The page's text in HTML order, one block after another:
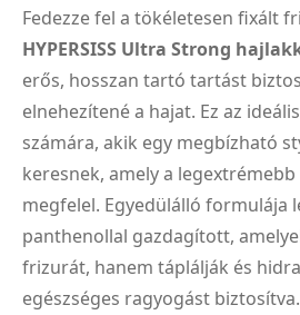
Fedezze fel a tökéletesen fixált
HYPERSISS Ultra Strong
erős, hosszan tartó tartást
elnehezítené a hajat. Ez az
számára, akik egy megbízható
keresnek, amely a
megfelel. Egyedülálló formulája
panthenollal gazdagított,
frizurát, hanem táplálják és
egészséges ragyogást